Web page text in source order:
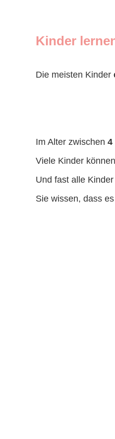
Kinder
Die meisten Kinder
Im Alter zwischen 4
Viele Kinder
Und fast alle
Sie wissen, dass